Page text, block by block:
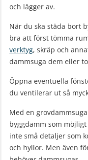
och lägger av.
När du ska städa bort
bra att först tömma
verktyg, skräp och
dammsuga dem eller
Öppna eventuella
du ventilerar ut så
Med en
byggdamm som
inte små detaljer som
och hyllor. Men även